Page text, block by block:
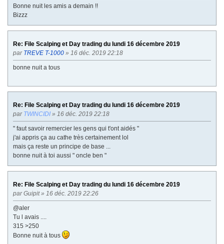
Bonne nuit les amis a demain !!
Bizzz
Re: File Scalping et Day trading du lundi 16 décembre 2019
par TREVE T-1000 » 16 déc. 2019 22:18
bonne nuit a tous
Re: File Scalping et Day trading du lundi 16 décembre 2019
par TWINCIDI » 16 déc. 2019 22:18
" faut savoir remercier les gens qui t'ont aidés "
j'ai appris ça au cathe très certainement lol
mais ça reste un principe de base ...
bonne nuit à toi aussi " oncle ben "
Re: File Scalping et Day trading du lundi 16 décembre 2019
parGuipit» 16 déc. 2019 22:26
@aler
Tu l avais ....
315 >250
Bonne nuit à tous